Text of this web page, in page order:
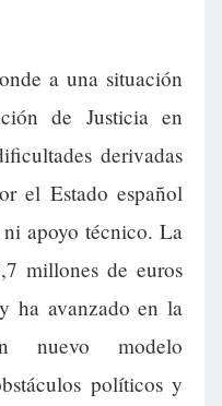
a una situación
de Justicia en
derivadas
el Estado español
apoyo técnico. La
millones de euros
ha avanzado en la
nuevo modelo
políticos y